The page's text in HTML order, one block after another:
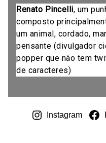
Renato Pincelli, um
composto
um animal, cordado,
pensante (divulgador
popper que não tem
de caracteres)
Instagram